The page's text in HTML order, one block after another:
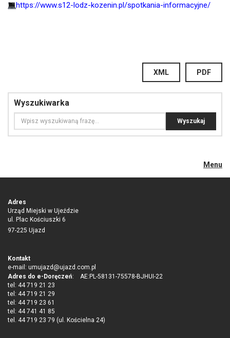
https://www.s12-lodz-kozenin.pl/spotkania-informacyjne/
PDF
XML
Wyszukiwarka
Menu
Adres
Urząd Miejski w Ujeździe
ul. Plac Kościuszki 6
97-225 Ujazd
Kontakt
e-mail: umujazd@ujazd.com.pl
Adres do e-Doręczeń: AE:PL-58131-75578-BJHUI-22
tel: 44 719 21 23
tel: 44 719 21 29
tel: 44 719 23 61
tel: 44 741 41 85
tel. 44 719 23 79 (ul. Kościelna 24)